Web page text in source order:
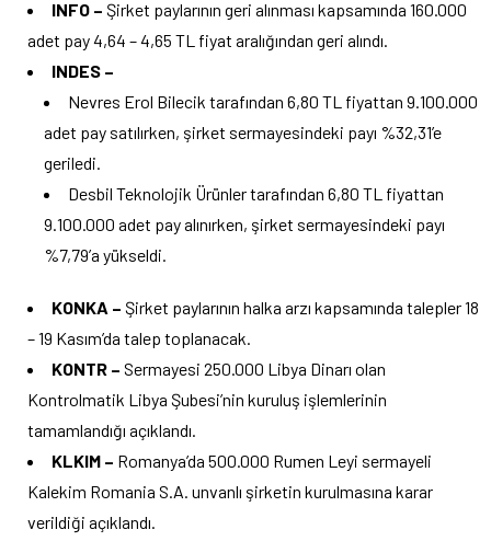
INFO – Şirket paylarının geri alınması kapsamında 160.000
adet pay 4,64 – 4,65 TL fiyat aralığından geri alındı.
INDES –
Nevres Erol Bilecik tarafından 6,80 TL fiyattan 9.100.000
adet pay satılırken, şirket sermayesindeki payı %32,31’e
geriledi.
Desbil Teknolojik Ürünler tarafından 6,80 TL fiyattan
9.100.000 adet pay alınırken, şirket sermayesindeki payı
%7,79’a yükseldi.
KONKA – Şirket paylarının halka arzı kapsamında talepler 18
– 19 Kasım’da talep toplanacak.
KONTR – Sermayesi 250.000 Libya Dinarı olan
Kontrolmatik Libya Şubesi’nin kuruluş işlemlerinin
tamamlandığı açıklandı.
KLKIM – Romanya’da 500.000 Rumen Leyi sermayeli
Kalekim Romania S.A. unvanlı şirketin kurulmasına karar
verildiği açıklandı.